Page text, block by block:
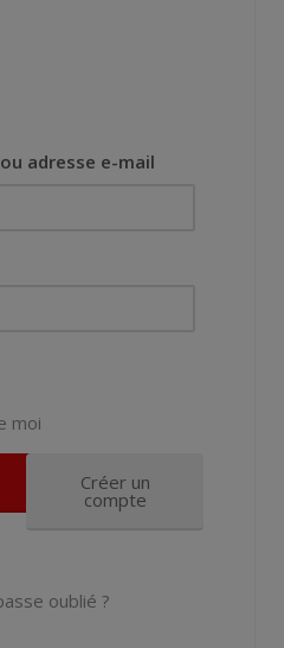
adresse e-mail
moi
Créer un
compte
oublié ?